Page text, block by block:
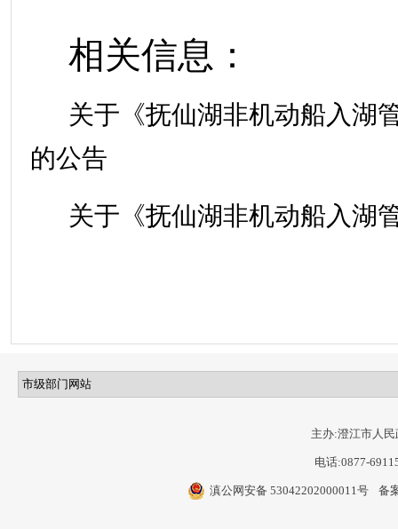
相关信息：
关于《抚仙湖非机动船入湖
的公告
关于《抚仙湖非机动船入湖
主办:澄江市人民
电话:0877-
滇公网安备 53042202000011号 备